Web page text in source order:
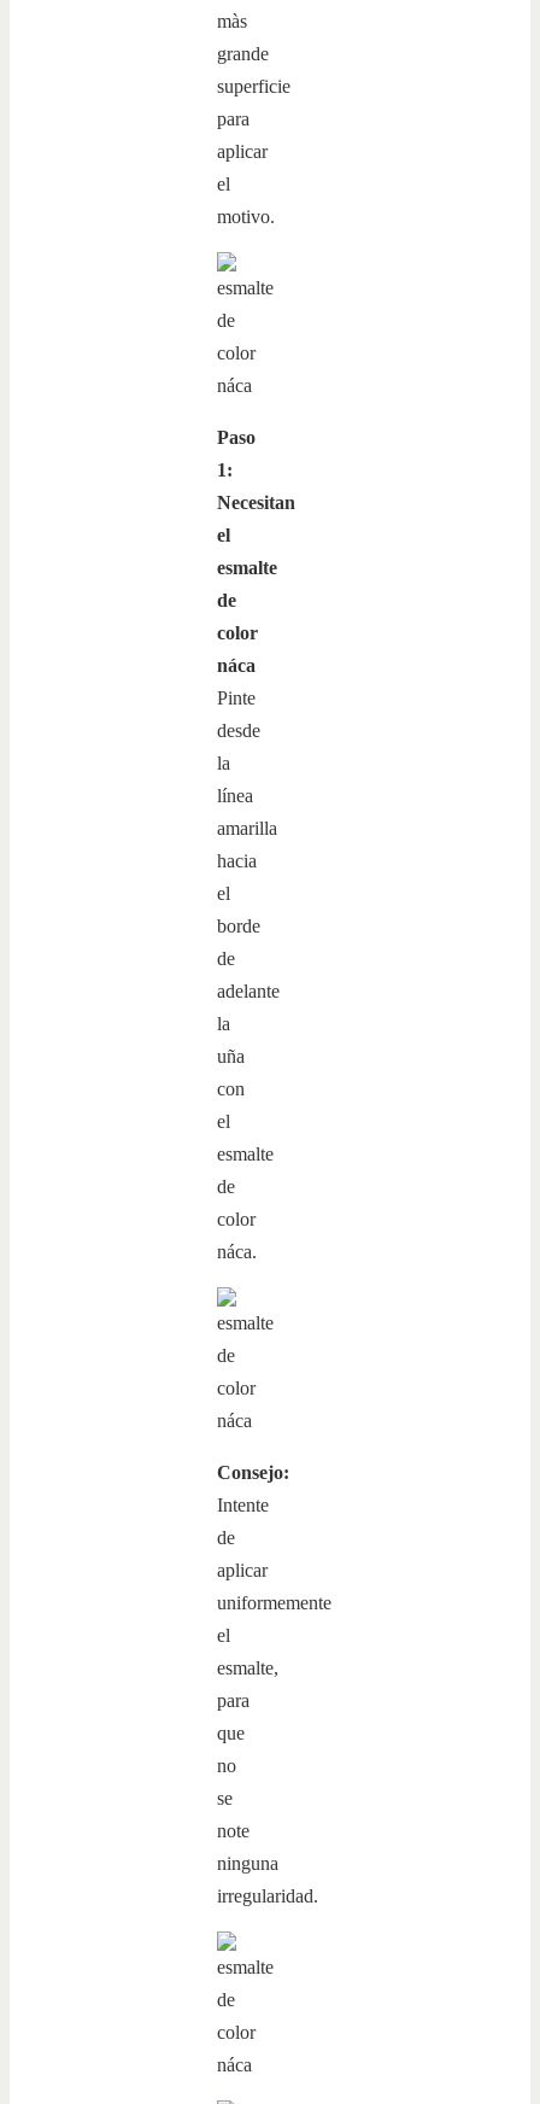
màs
grande
superficie
para
aplicar
el
motivo.
Paso
1:
Necesitan
el
esmalte
de
color
náca
Pinte
desde
la
línea
amarilla
hacia
el
borde
de
adelante
la
uña
con
el
esmalte
de
color
náca.
Consejo:
Intente
de
aplicar
uniformemente
el
esmalte,
para
que
no
se
note
ninguna
irregularidad.